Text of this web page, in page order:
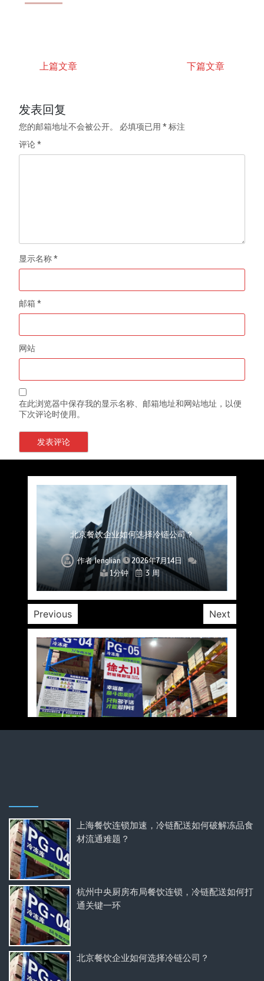
上篇文章 下篇文章
发表回复
您的邮箱地址不会被公开。 必填项已用*标注
评论*
显示名称*
邮箱*
网站
在此浏览器中保存我的显示名称、邮箱地址和网站地址，以便
下次评论时使用。
上海餐饮连锁加速，冷链配送如何破解冻品食材
流通难题？
作者lenglian
2026年7月14日
1分钟
3 周
杭州中央厨房布局餐饮连锁，冷链配送如何打通
关键一环
作者lenglian
2026年7月14日
1分钟
3 周
北京餐饮企业如何选择冷链公司？
作者lenglian
2026年7月14日
1分钟
3 周
深圳冷链物流如何护航餐饮连锁？冻品食材流通
全解析
作者lenglian
2026年7月14日
1分钟
3 周
北京餐饮仓配一体化的核心价值与落地实践解析
作者lenglian
2026年7月14日
1分钟
3 周
武汉冻品配送三要素：控温、时效、低成本如何
兼得？
作者lenglian
2026年7月14日
1分钟
3 周
重庆冷链布局解冻食材运输密码，餐饮连锁如何
稳控品质？
作者lenglian
2026年7月14日
1分钟
3 周
Previous Next
上海餐饮连锁加速，冷链配送如何破解冻品食
材流通难题？
杭州中央厨房布局餐饮连锁，冷链配送如何打
通关键一环
北京餐饮企业如何选择冷链公司？